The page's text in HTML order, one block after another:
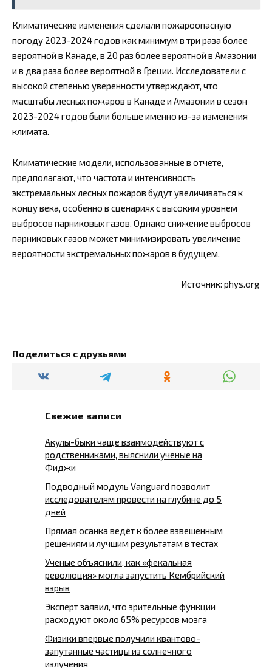
Климатические изменения сделали пожароопасную
погоду 2023-2024 годов как минимум в три раза более
вероятной в Канаде, в 20 раз более вероятной в Амазонии
и в два раза более вероятной в Греции. Исследователи с
высокой степенью уверенности утверждают, что
масштабы лесных пожаров в Канаде и Амазонии в сезон
2023-2024 годов были больше именно из-за изменения
климата.
Климатические модели, использованные в отчете,
предполагают, что частота и интенсивность
экстремальных лесных пожаров будут увеличиваться к
концу века, особенно в сценариях с высоким уровнем
выбросов парниковых газов. Однако снижение выбросов
парниковых газов может минимизировать увеличение
вероятности экстремальных пожаров в будущем.
Источник: phys.org
Поделиться с друзьями
Свежие записи
Акулы-быки чаще взаимодействуют с
родственниками, выяснили ученые на
Фиджи
Подводный модуль Vanguard позволит
исследователям провести на глубине до 5
дней
Прямая осанка ведёт к более взвешенным
решениям и лучшим результатам в тестах
Ученые объяснили, как «фекальная
революция» могла запустить Кембрийский
взрыв
Эксперт заявил, что зрительные функции
расходуют около 65% ресурсов мозга
Физики впервые получили квантово-
запутанные частицы из солнечного
излучения